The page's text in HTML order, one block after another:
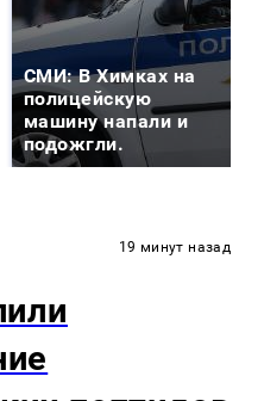
СМИ: В Химках на
полицейскую
машину напали и
подожгли.
19 минут назад